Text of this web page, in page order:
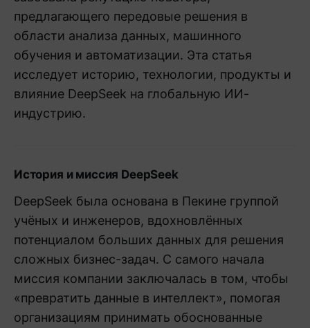
предлагающего передовые решения в
области анализа данных, машинного
обучения и автоматизации. Эта статья
исследует историю, технологии, продукты и
влияние DeepSeek на глобальную ИИ-
индустрию.
История и миссия DeepSeek
DeepSeek была основана в Пекине группой
учёных и инженеров, вдохновлённых
потенциалом больших данных для решения
сложных бизнес-задач. С самого начала
миссия компании заключалась в том, чтобы
«превратить данные в интеллект», помогая
организациям принимать обоснованные